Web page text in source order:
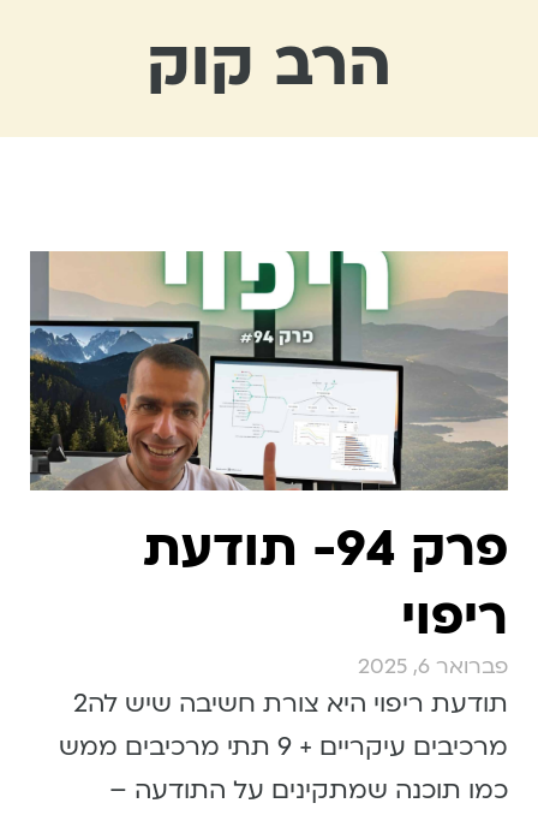
הרב קוק
פרק 94- תודעת
ריפוי
פברואר 6, 2025
תודעת ריפוי היא צורת חשיבה שיש לה2
מרכיבים עיקריים + 9 תתי מרכיבים ממש
כמו תוכנה שמתקינים על התודעה –